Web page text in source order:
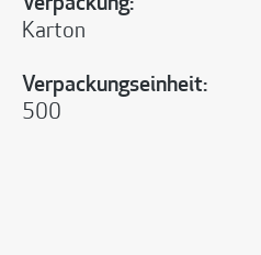
Verpackung:
Karton
Verpackungseinheit:
500